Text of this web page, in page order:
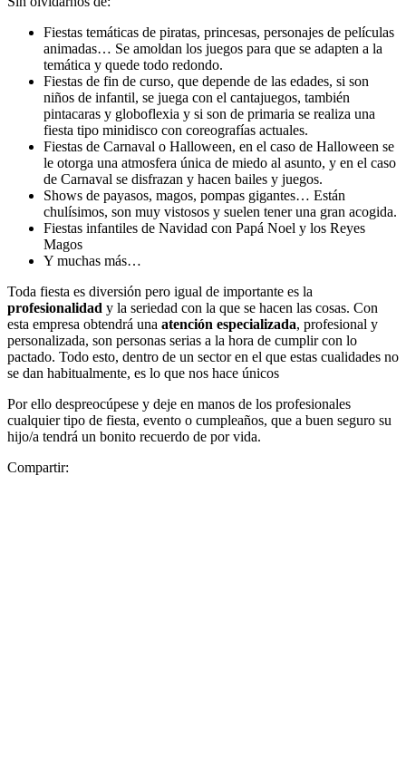
Fiestas temáticas de piratas, princesas, personajes de películas
animadas… Se amoldan los juegos para que se adapten a la
temática y quede todo redondo.
Fiestas de fin de curso, que depende de las edades, si son
niños de infantil, se juega con el cantajuegos, también
pintacaras y globoflexia y si son de primaria se realiza una
fiesta tipo minidisco con coreografías actuales.
Fiestas de Carnaval o Halloween, en el caso de Halloween se
le otorga una atmosfera única de miedo al asunto, y en el caso
de Carnaval se disfrazan y hacen bailes y juegos.
Shows de payasos, magos, pompas gigantes… Están
chulísimos, son muy vistosos y suelen tener una gran acogida.
Fiestas infantiles de Navidad con Papá Noel y los Reyes
Magos
Y muchas más…
Toda fiesta es diversión pero igual de importante es la
profesionalidad y la seriedad con la que se hacen las cosas. Con
esta empresa obtendrá una atención especializada, profesional y
personalizada, son personas serias a la hora de cumplir con lo
pactado. Todo esto, dentro de un sector en el que estas cualidades no
se dan habitualmente, es lo que nos hace únicos
Por ello despreocúpese y deje en manos de los profesionales
cualquier tipo de fiesta, evento o cumpleaños, que a buen seguro su
hijo/a tendrá un bonito recuerdo de por vida.
Compartir: